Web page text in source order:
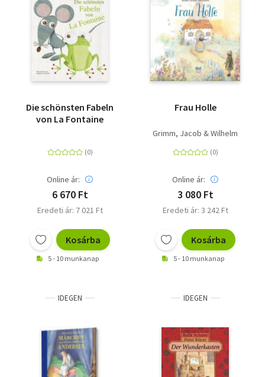
Die schönsten Fabeln
von La Fontaine
Online ár:
6 670 Ft
Eredeti ár: 7 021 Ft
Kosárba
5 - 10 munkanap
Frau Holle
Grimm, Jacob & Wilhelm
Online ár:
3 080 Ft
Eredeti ár: 3 242 Ft
Kosárba
5 - 10 munkanap
IDEGEN IDEGEN